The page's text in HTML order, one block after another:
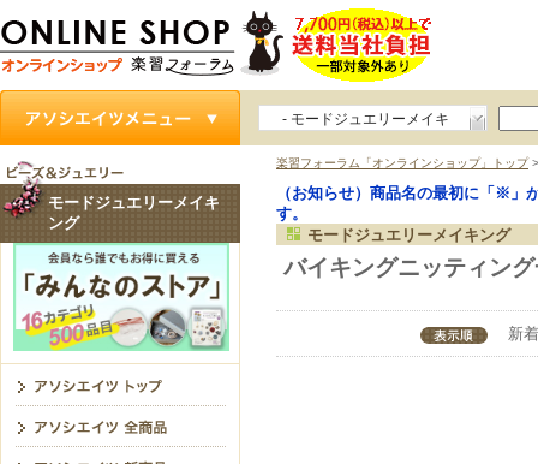
- モードジュエリーメイキ
楽習フォーラム「オンラインショップ」トップ
（お知らせ）商品名の最初に「※」
す。
モードジュエリーメイキング
バイキングニッティン
新
モードジュエリーメイキ
ング